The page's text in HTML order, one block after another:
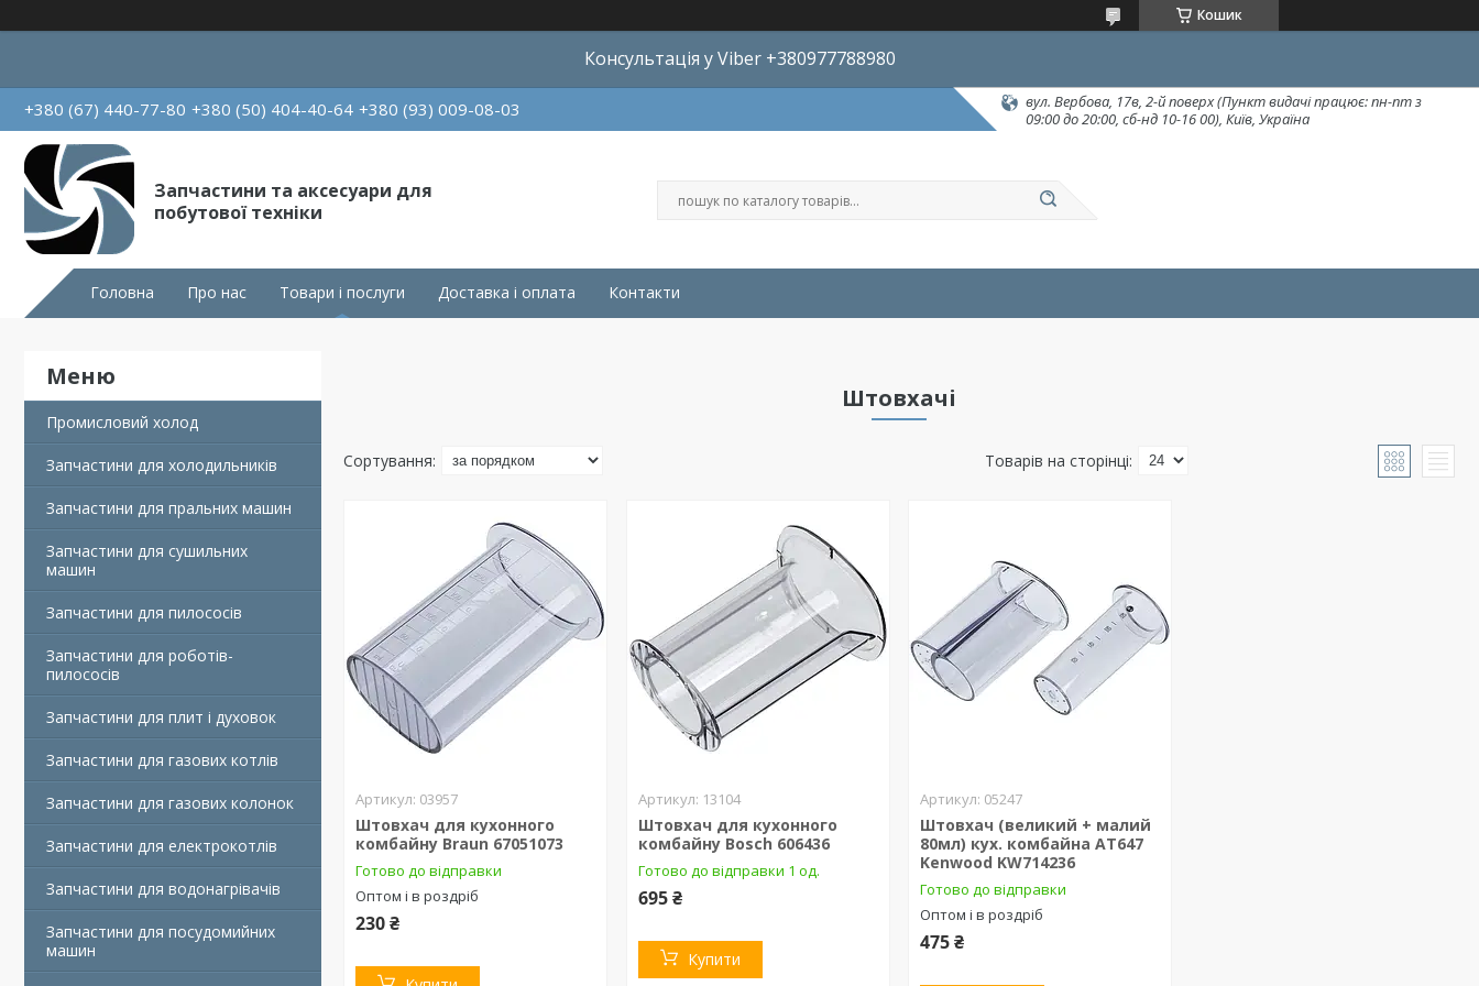
Кошик
Консультація у Viber +380977788980
+380 (67) 440-77-80 +380 (50) 404-40-64 +380 (93) 009-08-03
вул. Вербова, 17в, 2-й поверх (Пункт видачі працює: пн-пт з
09:00 до 20:00, сб-нд 10-16 00), Київ, Україна
Запчастини та аксесуари для
побутової техніки
Головна Про нас Товари і послуги Доставка і оплата Контакти
Промисловий холод
Запчастини для холодильників
Запчастини для пральних машин
Запчастини для сушильних
машин
Запчастини для пилососів
Запчастини для роботів-
пилососів
Запчастини для плит і духовок
Запчастини для газових котлів
Запчастини для газових колонок
Запчастини для електрокотлів
Запчастини для водонагрівачів
Запчастини для посудомийних
машин
Штовхачі
03957
Штовхач для кухонного
комбайну Braun 67051073
Готово до відправки
Оптом і в роздріб
230 ₴
13104
Штовхач для кухонного
комбайну Bosch 606436
Готово до відправки 1 од.
695 ₴
Купити
05247
Штовхач (великий + малий
80мл) кух. комбайна AT647
Kenwood KW714236
Готово до відправки
Оптом і в роздріб
475 ₴